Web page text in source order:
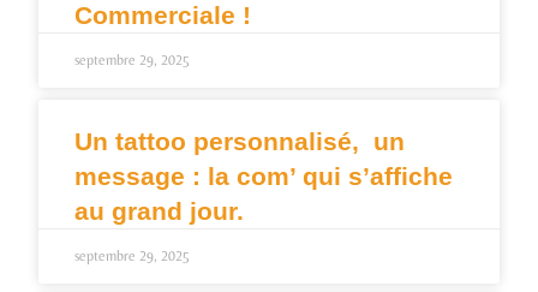
Commerciale !
septembre 29, 2025
Un tattoo personnalisé, un
message : la com’ qui s’affiche
au grand jour.
septembre 29, 2025